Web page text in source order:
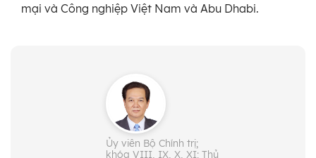
mại và Công nghiệp Việt Nam và Abu Dhabi.
Ủy viên Bộ Chính trị;
khóa VIII, IX, X, XI; Thủ